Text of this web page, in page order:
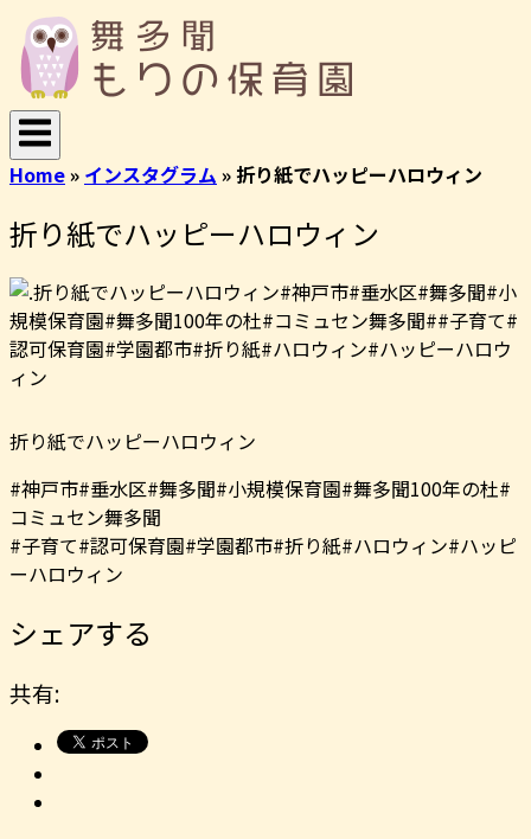
ン
テ
ン
ツ
へ
ス
キ
ッ
プ
ー
ム
Home» インスタグラム »折り紙でハッピーハロウィン
折り紙でハッピーハロウィン
折り紙でハッピーハロウィン
#神戸市#垂水区#舞多聞#小規模保育園#舞多聞100年の杜#
コミュセン舞多聞
#子育て#認可保育園#学園都市#折り紙#ハロウィン#ハッピ
ーハロウィン
シェアする
共有: